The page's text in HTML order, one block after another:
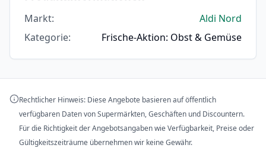
Markt:
Aldi Nord
Kategorie: Frische-Aktion: Obst & Gemüse
Rechtlicher Hinweis: Diese Angebote basieren auf öffentlich
verfügbaren Daten von Supermärkten, Geschäften und Discountern.
Für die Richtigkeit der Angebotsangaben wie Verfügbarkeit, Preise oder
Gültigkeitszeiträume übernehmen wir keine Gewähr.